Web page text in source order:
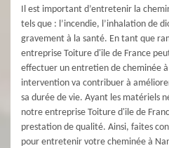
Il est important d’entretenir la
tels que : l’incendie, l’inhalation de
gravement à la santé. En tant que
entreprise Toiture d'ile de France
effectuer un entretien de cheminée
intervention va contribuer à
sa durée de vie. Ayant les matériels
notre entreprise Toiture d'ile de
prestation de qualité. Ainsi, faites
pour entretenir votre cheminée à